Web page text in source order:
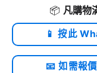
📦 凡購物
📱 按此
📧 如需報